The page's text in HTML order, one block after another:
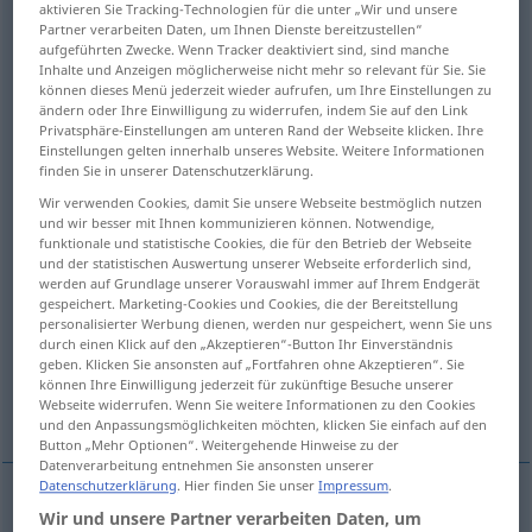
Übersicht aller Übersetzungen
(Für mehr Details die Übersetzung anklicken/antippen)
disconnect, switch off
disengage, disconnect
turn off, disable eliminate, avoid
dismiss, set aside, rule out, exclude
eliminate, put out of the running
aktivieren Sie Tracking-Technologien für die unter „Wir und unsere
Partner verarbeiten Daten, um Ihnen Dienste bereitzustellen“
aufgeführten Zwecke. Wenn Tracker deaktiviert sind, sind manche
Inhalte und Anzeigen möglicherweise nicht mehr so relevant für Sie. Sie
können dieses Menü jederzeit wieder aufrufen, um Ihre Einstellungen zu
ändern oder Ihre Einwilligung zu widerrufen, indem Sie auf den Link
Privatsphäre-Einstellungen am unteren Rand der Webseite klicken. Ihre
Einstellungen gelten innerhalb unseres Website. Weitere Informationen
finden Sie in unserer Datenschutzerklärung.
Wir verwenden Cookies, damit Sie unsere Webseite bestmöglich nutzen
und wir besser mit Ihnen kommunizieren können. Notwendige,
funktionale und statistische Cookies, die für den Betrieb der Webseite
und der statistischen Auswertung unserer Webseite erforderlich sind,
werden auf Grundlage unserer Vorauswahl immer auf Ihrem Endgerät
gespeichert. Marketing-Cookies und Cookies, die der Bereitstellung
personalisierter Werbung dienen, werden nur gespeichert, wenn Sie uns
durch einen Klick auf den „Akzeptieren“-Button Ihr Einverständnis
geben. Klicken Sie ansonsten auf „Fortfahren ohne Akzeptieren“. Sie
können Ihre Einwilligung jederzeit für zukünftige Besuche unserer
Webseite widerrufen. Wenn Sie weitere Informationen zu den Cookies
und den Anpassungsmöglichkeiten möchten, klicken Sie einfach auf den
Button „Mehr Optionen“. Weitergehende Hinweise zu der
Datenverarbeitung entnehmen Sie ansonsten unserer
Datenschutzerklärung. Hier finden Sie unserImpressum.
Wir und unsere Partner verarbeiten Daten, um